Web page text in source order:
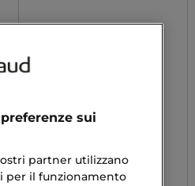
sui
partner utilizzano
per il funzionamento